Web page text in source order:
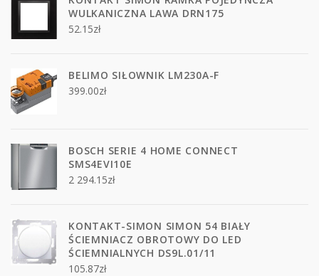
WULKANICZNA LAWA DRN175
52.15zł
BELIMO SIŁOWNIK LM230A-F
399.00zł
BOSCH SERIE 4 HOME CONNECT
SMS4EVI10E
2 294.15zł
KONTAKT-SIMON SIMON 54 BIAŁY
ŚCIEMNIACZ OBROTOWY DO LED
ŚCIEMNIALNYCH DS9L.01/11
105.87zł